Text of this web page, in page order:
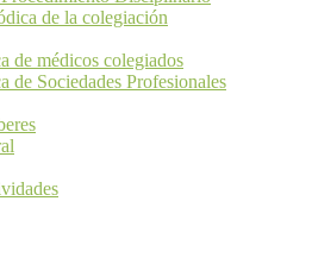
de la colegiación
de médicos colegiados
de Sociedades Profesionales